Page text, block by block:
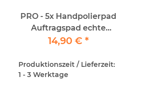
PRO - 5x Handpolierpad
Auftragspad echte
Schafwolle 10x25cm
14,90 € *
Produktionszeit / Lieferzeit:
1 - 3 Werktage